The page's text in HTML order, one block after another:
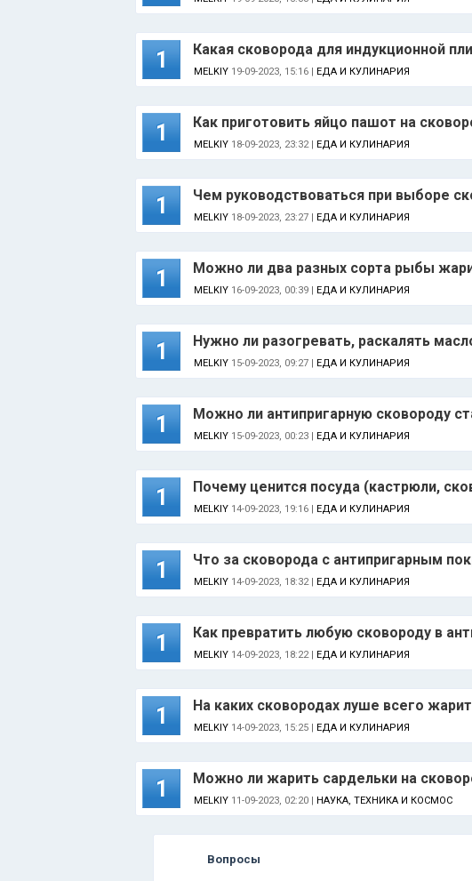
1 Какая сковорода для индукционной
MELKIY 19-09-2023, 15:16 | ЕДА И КУЛИНАРИЯ
1 Как приготовить яйцо пашот на
MELKIY 18-09-2023, 23:32 | ЕДА И КУЛИНАРИЯ
1 Чем руководствоваться при выборе
MELKIY 18-09-2023, 23:27 | ЕДА И КУЛИНАРИЯ
1 Можно ли два разных сорта рыбы
MELKIY 16-09-2023, 00:39 | ЕДА И КУЛИНАРИЯ
1 Нужно ли разогревать, раскалять
MELKIY 15-09-2023, 09:27 | ЕДА И КУЛИНАРИЯ
1 Можно ли антипригарную сковороду
MELKIY 15-09-2023, 00:23 | ЕДА И КУЛИНАРИЯ
1 Почему ценится посуда (кастрюли,
MELKIY 14-09-2023, 19:16 | ЕДА И КУЛИНАРИЯ
1 Что за сковорода с антипригарным
MELKIY 14-09-2023, 18:32 | ЕДА И КУЛИНАРИЯ
1 Как превратить любую сковороду в
MELKIY 14-09-2023, 18:22 | ЕДА И КУЛИНАРИЯ
1 На каких сковородах луше всего
MELKIY 14-09-2023, 15:25 | ЕДА И КУЛИНАРИЯ
1 Можно ли жарить сардельки на
MELKIY 11-09-2023, 02:20 | НАУКА, ТЕХНИКА И КОСМОС
Вопросы